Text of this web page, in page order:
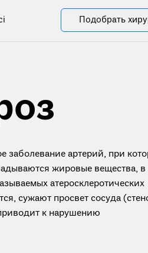
Подобрать
заболевание артерий, при
жировые вещества, в
атеросклеротических
сужают просвет сосуда
к нарушению